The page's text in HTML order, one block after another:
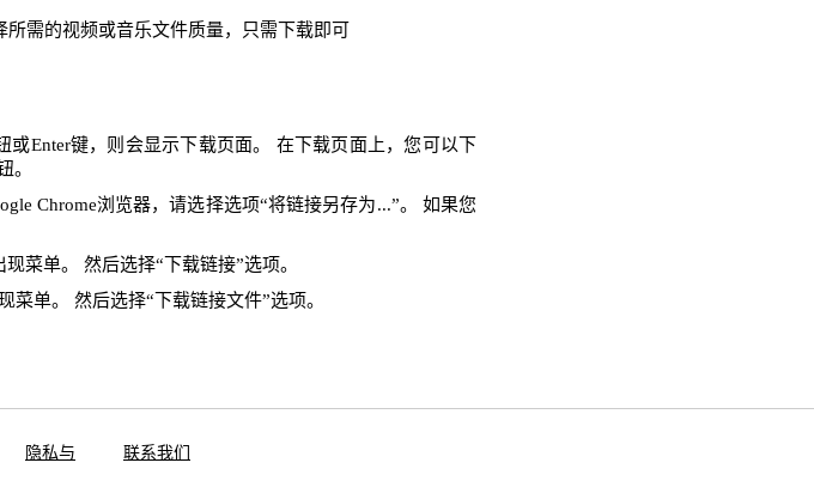
需的视频或音乐文件质量，只需下载即可
Enter键，则会显示下载页面。 在下载页面上，您可以下
。
Chrome浏览器，请选择选项“将链接另存为...”。 如果您
菜单。 然后选择“下载链接”选项。
单。 然后选择“下载链接文件”选项。
隐私与 联系我们